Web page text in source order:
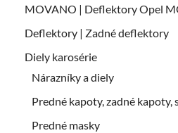
MOVANO | Deflektory Opel
Deflektory | Zadné deflektory
Diely karosérie
Nárazníky a diely
Predné kapoty, zadné kapoty,
Predné masky